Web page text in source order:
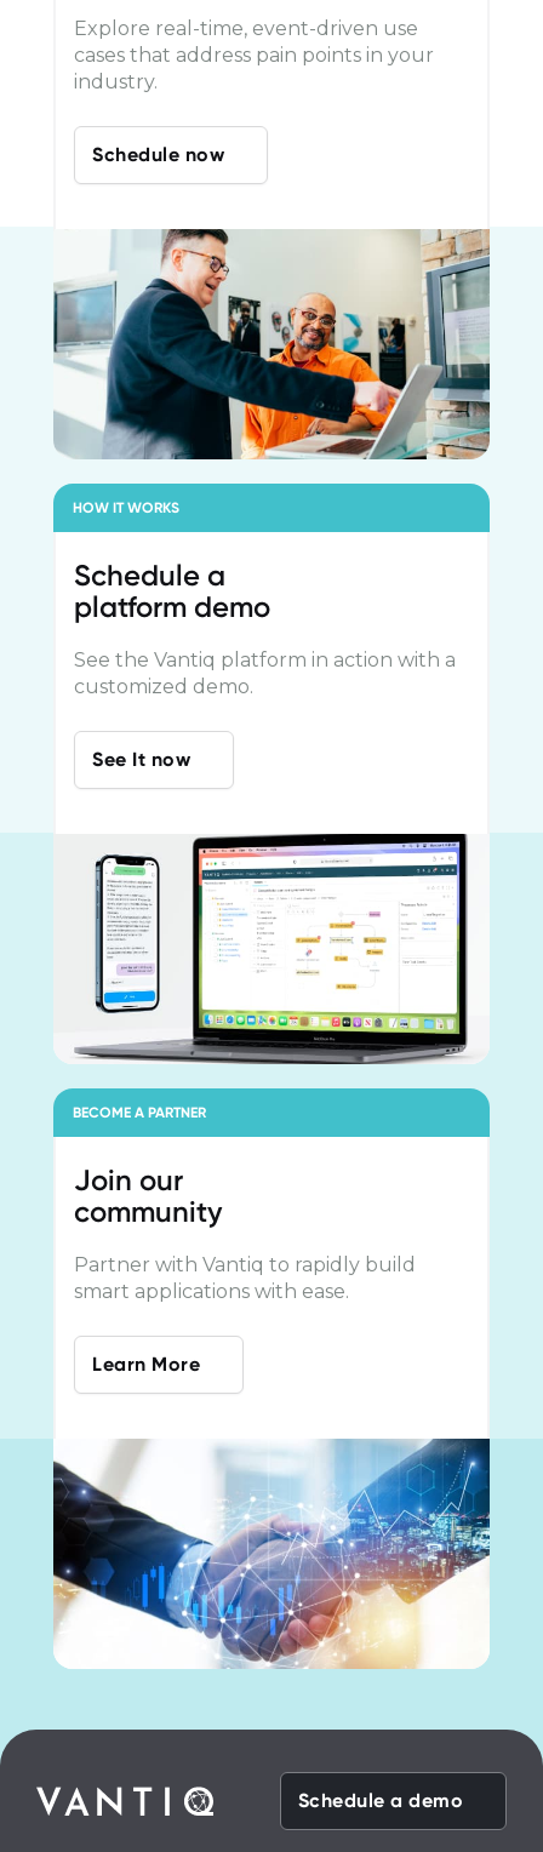
Explore real-time, event-driven use
cases that address pain points in your
industry.
Schedule now
HOW IT WORKS
Schedule a
platform demo
See the Vantiq platform in action with a
customized demo.
See It now
BECOME A PARTNER
Join our
community
Partner with Vantiq to rapidly build
smart applications with ease.
Learn More
Schedule a demo